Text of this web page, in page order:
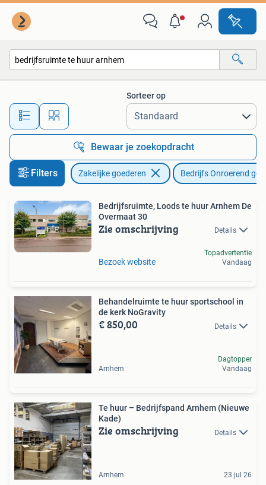
Alle afstanden…
Sorteer op
Bewaar je zoekopdracht
Filters Zakelijke goederen Bedrijfs Onroerend
Bedrijfsruimte, Loods te huur Arnhem De
Overmaat 30
Zie omschrijving Details
Bezoek website
Topadvertentie
Vandaag
Behandelruimte te huur sportschool in
de kerk NoGravity
€ 850,00 Details
Arnhem
Dagtopper
Vandaag
Te huur – Bedrijfspand Arnhem (Nieuwe
Kade)
Zie omschrijving Details
Arnhem 23 jul 26